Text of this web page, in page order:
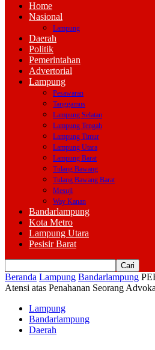
Home
Nasional
Lampung
Daerah
Politik
Pemerintahan
Advertorial
Lampung
Pesawaran
Tanggamus
Lampung Selatan
Lampung Tengah
Lampung Timur
Lampung Utara
Lampung Barat
Tulang Bawang
Tulang Bawang Barat
Mesuji
Way Kanan
Bandarlampung
Kota Metro
Lampung Utara
Pesisir Barat
Beranda Lampung Bandarlampung
Atensi atas Penahanan Seorang
Lampung
Bandarlampung
Daerah